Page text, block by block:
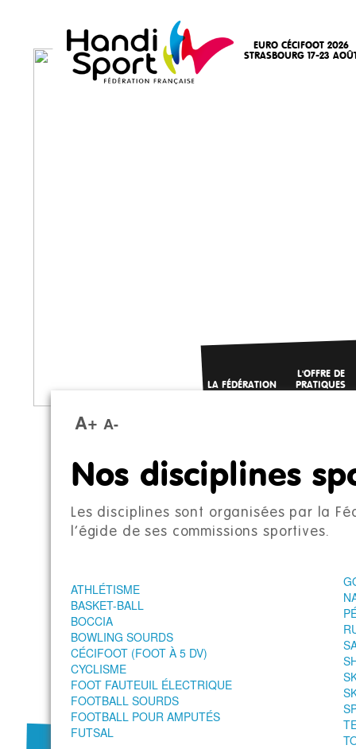
EURO CÉCIFOOT 2026
STRASBOURG 17-23
LA FÉDÉRATION
L'OFFRE DE
PRATIQUES
A+ A-
Nos disciplines
Les disciplines sont organisées par la
l’égide de ses commissions sportives.
ATHLÉTISME
BASKET-BALL
BOCCIA
BOWLING SOURDS
CÉCIFOOT (FOOT À 5 DV)
CYCLISME
FOOT FAUTEUIL ÉLECTRIQUE
FOOTBALL SOURDS
FOOTBALL POUR AMPUTÉS
FUTSAL